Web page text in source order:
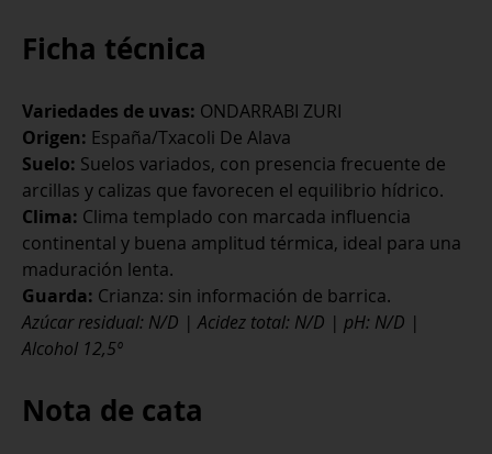
Ficha técnica
Variedades de uvas: ONDARRABI ZURI
Origen: España/Txacoli De Alava
Suelo: Suelos variados, con presencia frecuente de
arcillas y calizas que favorecen el equilibrio hídrico.
Clima: Clima templado con marcada influencia
continental y buena amplitud térmica, ideal para una
maduración lenta.
Guarda: Crianza: sin información de barrica.
Azúcar residual: N/D | Acidez total: N/D | pH: N/D |
Alcohol 12,5º
Nota de cata